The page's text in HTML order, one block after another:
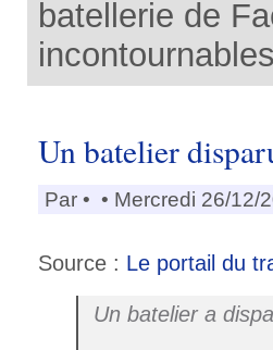
batellerie de
Un batelier
Par • • Mercredi 26/12/
Source : Le portail du
Un batelier a